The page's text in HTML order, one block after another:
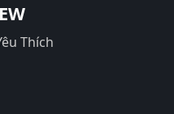
Thích